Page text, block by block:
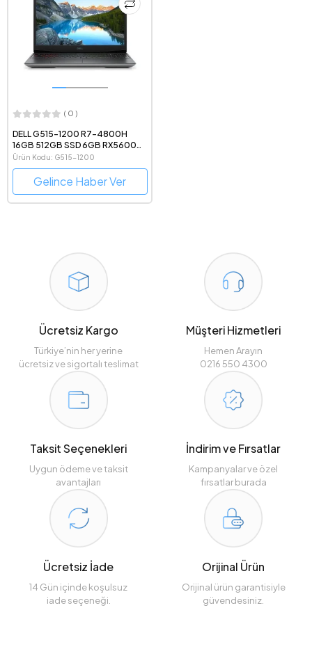
( 0 )
DELL G515-1200 R7-4800H
16GB 512GB SSD 6GB RX5600M
15.6" W10H
Ürün Kodu: G515-1200
Gelince Haber Ver
Ücretsiz Kargo
Türkiye’nin her yerine
ücretsiz ve sigortalı teslimat
Müşteri Hizmetleri
Hemen Arayın
0216 550 4300
Taksit Seçenekleri
Uygun ödeme ve taksit
avantajları
İndirim ve Fırsatlar
Kampanyalar ve özel
fırsatlar burada
Ücretsiz İade
14 Gün içinde koşulsuz
iade seçeneği.
Orijinal Ürün
Orijinal ürün garantisiyle
güvendesiniz.